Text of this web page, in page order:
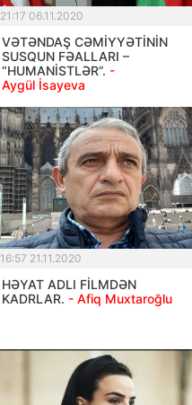
21:17 06.11.2020
VƏTƏNDAŞ CƏMİYYƏTİNİN
SUSQUN FƏALLARI –
“HUMANİSTLƏR”. -
Aygül İsayeva
16:57 21.11.2020
HƏYAT ADLI FİLMDƏN
KADRLAR. - Afiq Muxtaroğlu